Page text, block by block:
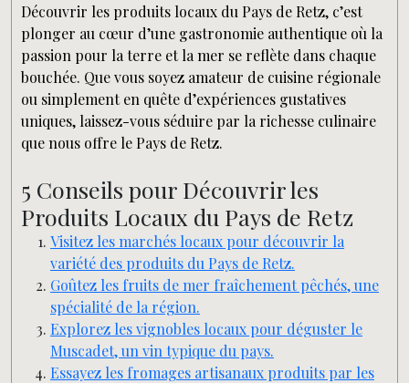
Découvrir les produits locaux du Pays de Retz, c’est
plonger au cœur d’une gastronomie authentique où la
passion pour la terre et la mer se reflète dans chaque
bouchée. Que vous soyez amateur de cuisine régionale
ou simplement en quête d’expériences gustatives
uniques, laissez-vous séduire par la richesse culinaire
que nous offre le Pays de Retz.
5 Conseils pour Découvrir les
Produits Locaux du Pays de Retz
Visitez les marchés locaux pour découvrir la
variété des produits du Pays de Retz.
Goûtez les fruits de mer fraîchement pêchés, une
spécialité de la région.
Explorez les vignobles locaux pour déguster le
Muscadet, un vin typique du pays.
Essayez les fromages artisanaux produits par les